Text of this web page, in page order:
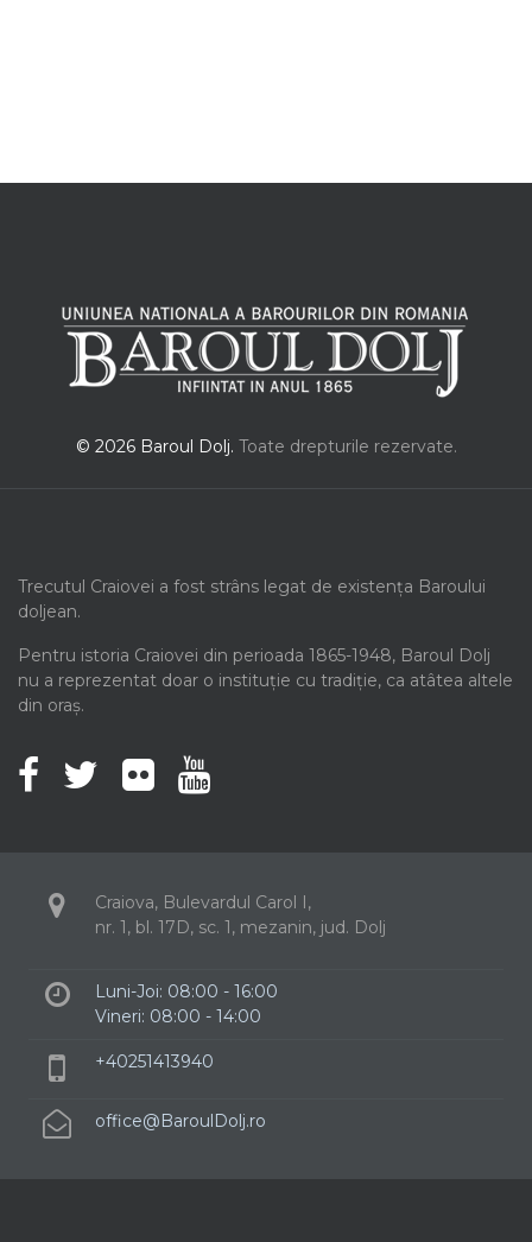
© 2026 Baroul Dolj. Toate drepturile rezervate.
Trecutul Craiovei a fost strâns legat de existența Baroului
doljean.
Pentru istoria Craiovei din perioada 1865-1948, Baroul Dolj
nu a reprezentat doar o instituție cu tradiție, ca atâtea altele
din oraș.
Craiova, Bulevardul Carol I,
nr. 1, bl. 17D, sc. 1, mezanin, jud. Dolj
Luni-Joi: 08:00 - 16:00
Vineri: 08:00 - 14:00
+40251413940
office@BaroulDolj.ro